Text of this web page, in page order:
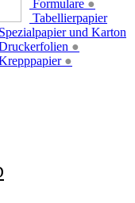
Formulare ●
Tabellierpapier
Spezialpapier und Karton
●
●